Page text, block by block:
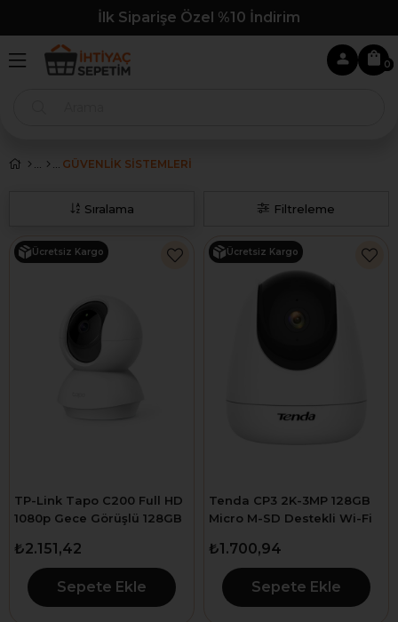
İlk Siparişe Özel %10 İndirim
0
GÜVENLİK SİSTEMLERİ
Filtreleme
Sıralama
TP-Link Tapo C200 Full HD
1080p Gece Görüşlü 128GB
Kamera
₺2.151,42
Sepete Ekle
Ücretsiz Kargo
Tenda CP3 2K-3MP 128GB
Micro M-SD Destekli Wi-Fi
₺1.700,94
Sepete Ekle
Ücretsiz Kargo